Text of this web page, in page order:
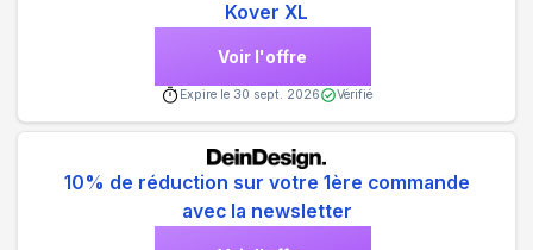
Kover XL
Voir l'offre
Expire le 30 sept. 2026 Vérifié
10% de réduction sur votre 1ère commande
avec la newsletter